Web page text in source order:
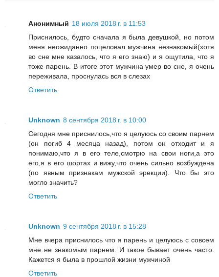
Анонимный 18 июля 2018 г. в 11:53
Приснилось, будто сначала я была девушкой, но потом
меня неожиданно поцеловал мужчина незнакомый(хотя
во сне мне казалось, что я его знаю) и я ощутила, что я
тоже парень. В итоге этот мужчина умер во сне, я очень
переживала, проснулась вся в слезах
Ответить
Unknown 8 сентября 2018 г. в 10:00
Сегодня мне приснилось,что я целуюсь со своим парнем
(он погиб 4 месяца назад), потом он отходит и я
понимаю,что я в его теле,смотрю на свои ноги,а это
его,я в его шортах и вижу,что очень сильно возбуждена
(по явным признакам мужской эрекции). Что бы это
могло значить?
Ответить
Unknown 9 сентября 2018 г. в 15:28
Мне вчера приснилось что я парень и целуюсь с совсем
мне не знакомым парнем. И такое бывает очень часто.
Кажется я была в прошлой жизни мужчиной
Ответить